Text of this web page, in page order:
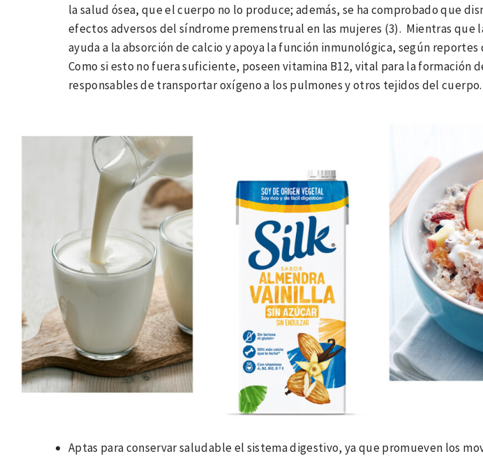
la salud ósea, que el cuerpo no lo produce; además, se ha comprobado que
efectos adversos del síndrome premenstrual en las mujeres (3). Mientras que
ayuda a la absorción de calcio y apoya la función inmunológica, según
Como si esto no fuera suficiente, poseen vitamina B12, vital para la formación
responsables de transportar oxígeno a los pulmones y otros tejidos del cuerpo.
Aptas para conservar saludable el sistema digestivo, ya que promueven los